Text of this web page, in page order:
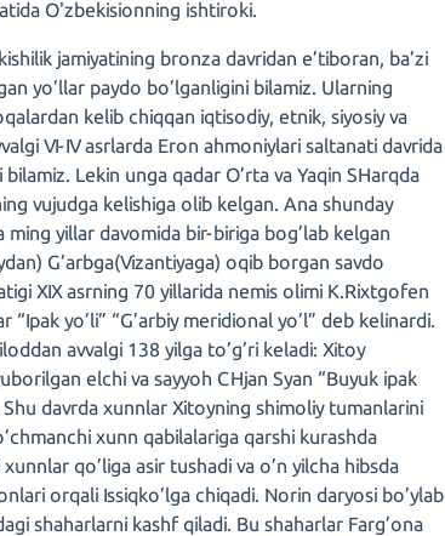
O'zbekisionning ishtiroki.
jamiyatining bronza davridan e’tiboran, ba’zi
yo’llar paydo bo’lganligini bilamiz. Ularning
kelib chiqqan iqtisodiy, etnik, siyosiy va
VI-IV asrlarda Eron ahmoniylari saltanati davrida
Lekin unga qadar O’rta va Yaqin SHarqda
vujudga kelishiga olib kelgan. Ana shunday
ming yillar davomida bir-biriga bog’lab kelgan
G’arbga(Vizantiyaga) oqib borgan savdo
XIX asrning 70 yillarida nemis olimi K.Rixtgofen
yo’li” “G’arbiy meridional yo’l” deb kelinardi.
avvalgi 138 yilga to’g’ri keladi: Xitoy
elchi va sayyoh CHjan Syan “Buyuk ipak
Shu davrda xunnlar Xitoyning shimoliy tumanlarini
xunn qabilalariga qarshi kurashda
qo’liga asir tushadi va o’n yilcha hibsda
orqali Issiqko’lga chiqadi. Norin daryosi bo’ylab
shaharlarni kashf qiladi. Bu shaharlar Farg’ona